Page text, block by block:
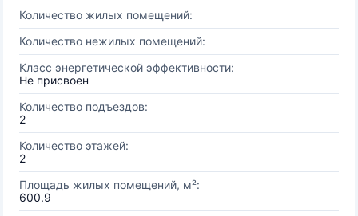
Количество жилых помещений:
Количество нежилых помещений:
Класс энергетической эффективности:
Не присвоен
Количество подъездов:
2
Количество этажей:
2
Площадь жилых помещений, м²:
600.9